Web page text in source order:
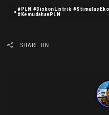
#PLN #DiskonListrik
#KemudahanPLN
SHARE ON